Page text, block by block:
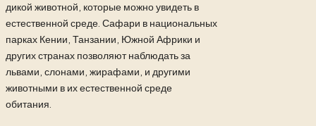
дикой животной, которые можно увидеть в
естественной среде. Сафари в национальных
парках Кении, Танзании, Южной Африки и
других странах позволяют наблюдать за
львами, слонами, жирафами, и другими
животными в их естественной среде
обитания.